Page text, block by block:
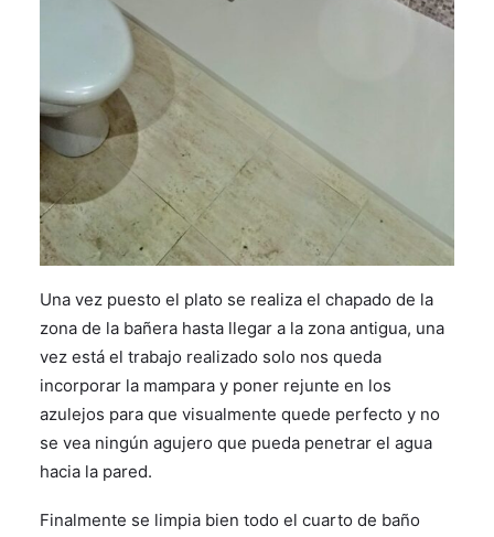
Una vez puesto el plato se realiza el chapado de la
zona de la bañera hasta llegar a la zona antigua, una
vez está el trabajo realizado solo nos queda
incorporar la mampara y poner rejunte en los
azulejos para que visualmente quede perfecto y no
se vea ningún agujero que pueda penetrar el agua
hacia la pared.
Finalmente se limpia bien todo el cuarto de baño